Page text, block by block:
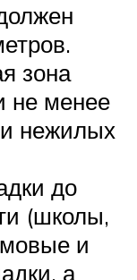
зона
не менее
нежилых
до
(школы,
и
а